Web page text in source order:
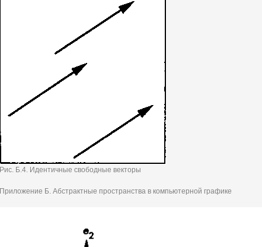
Рис. Б.4. Идентичные свободные векторы
Приложение Б. Абстрактные пространства в компьютерной графике